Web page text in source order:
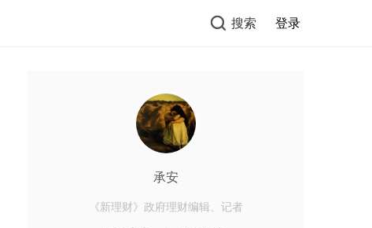
搜索 登录
承安
《新理财》政府理财编辑、记者